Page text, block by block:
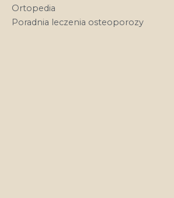
Ortopedia
Poradnia leczenia osteoporozy